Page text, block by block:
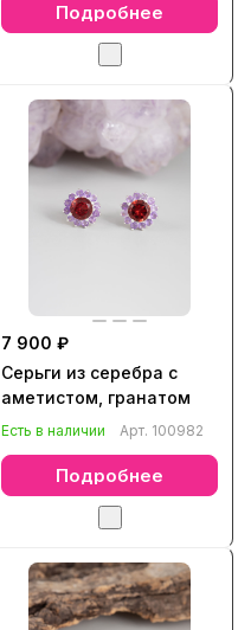
Подробнее
7 900 ₽
Серьги из серебра с
аметистом, гранатом
Есть в наличии Арт. 100982
Подробнее